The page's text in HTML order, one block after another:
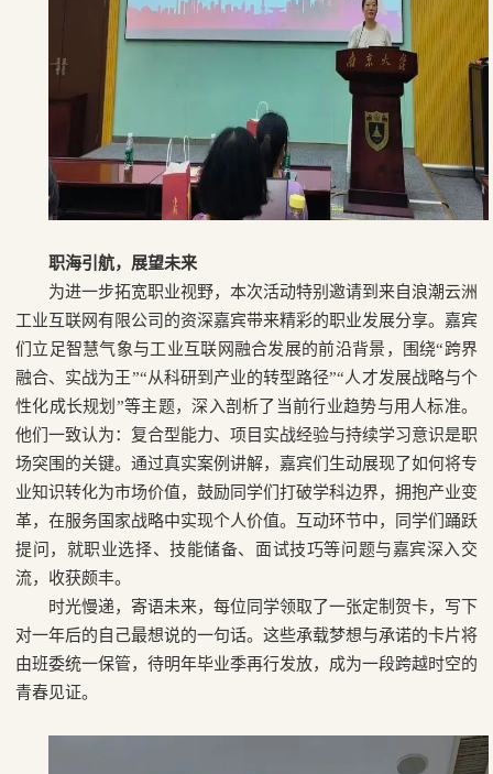
职海引航，展望未来
为进一步拓宽职业视野，本次活动特别邀请到来自浪潮云洲
工业互联网有限公司的资深嘉宾带来精彩的职业发展分享。嘉宾
们立足智慧气象与工业互联网融合发展的前沿背景，围绕“跨界
融合、实战为王”“从科研到产业的转型路径”“人才发展战略与个
性化成长规划”等主题，深入剖析了当前行业趋势与用人标准。
他们一致认为：复合型能力、项目实战经验与持续学习意识是职
场突围的关键。通过真实案例讲解，嘉宾们生动展现了如何将专
业知识转化为市场价值，鼓励同学们打破学科边界，拥抱产业变
革，在服务国家战略中实现个人价值。互动环节中，同学们踊跃
提问，就职业选择、技能储备、面试技巧等问题与嘉宾深入交
流，收获颇丰。
时光慢递，寄语未来，每位同学领取了一张定制贺卡，写下
对一年后的自己最想说的一句话。这些承载梦想与承诺的卡片将
由班委统一保管，待明年毕业季再行发放，成为一段跨越时空的
青春见证。